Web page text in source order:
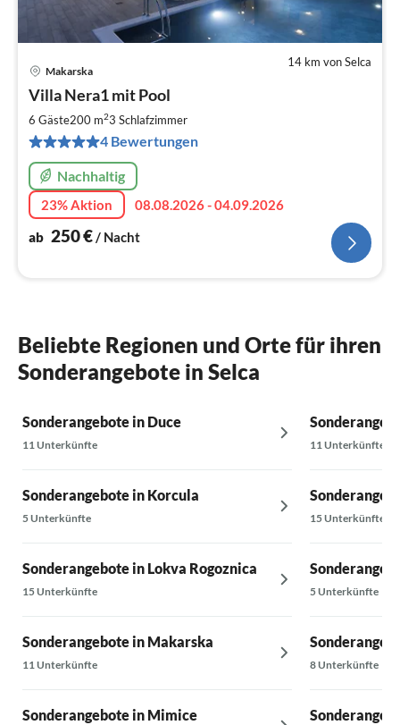
14 km von Selca
Makarska
Villa Nera1 mit Pool
6 Gäste200 m23 Schlafzimmer
4 Bewertungen
Nachhaltig
23% Aktion
08.08.2026 - 04.09.2026
ab 250€/ Nacht
Beliebte Regionen und Orte für ihren
Sonderangebote in Selca
Sonderangebote in Duce
11 Unterkünfte
Sonderangebote in Korcula
5 Unterkünfte
Sonderangebote in Lokva Rogoznica
15 Unterkünfte
Sonderangebote in Makarska
11 Unterkünfte
Sonderangebote in Mimice
11 Unterkünfte
15 Unterkünfte
5 Unterkünfte
8 Unterkünfte